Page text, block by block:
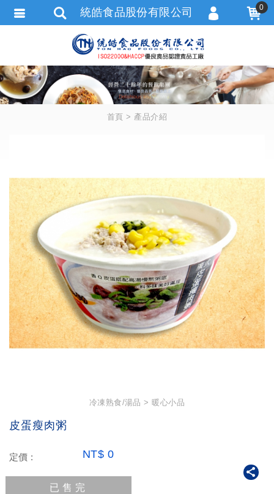
首頁 產品介紹
冷凍熟食/湯品 暖心小品
皮蛋瘦肉粥
定價 : NT$ 0
已售完
統皓食品股份有限公司 0
會員登入
會員註冊
忘記密碼